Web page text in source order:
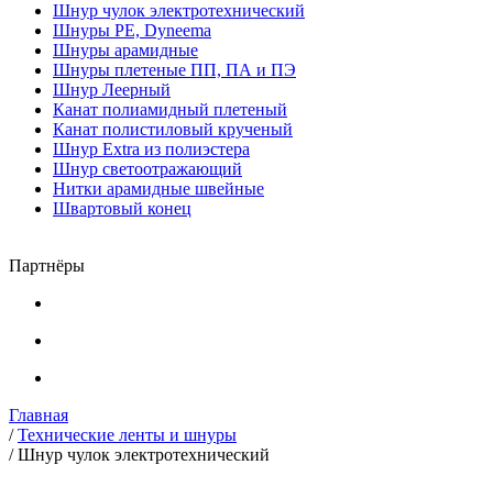
Шнур чулок электротехнический
Шнуры PE, Dyneema
Шнуры арамидные
Шнуры плетеные ПП, ПА и ПЭ
Шнур Леерный
Канат полиамидный плетеный
Канат полистиловый крученый
Шнур Extra из полиэстера
Шнур светоотражающий
Нитки арамидные швейные
Швартовый конец
Партнёры
Главная
/Технические ленты и шнуры
/Шнур чулок электротехнический